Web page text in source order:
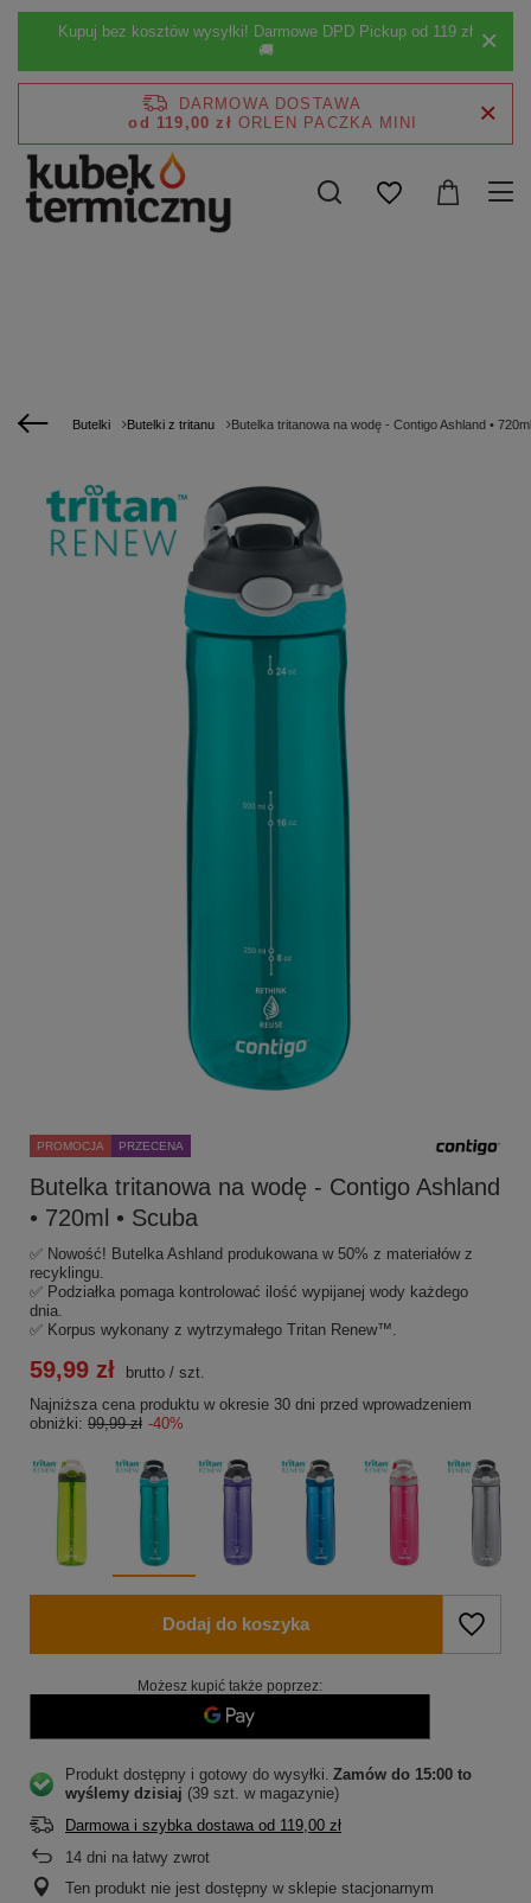
Kupuj bez kosztów wysyłki! Darmowe DPD Pickup od 119 zł
🚚
DARMOWA DOSTAWA
od 119,00 zł
Butelki Butelki z tritanu Butelka tritanowa na wodę - Contigo Ashland •
PROMOCJA PRZECENA
Butelka tritanowa na wodę - Contigo Ashland
• 720ml • Scuba
✅ Nowość! Butelka Ashland produkowana w 50% z materiałów z
recyklingu.
✅ Podziałka pomaga kontrolować ilość wypijanej wody każdego
dnia.
✅ Korpus wykonany z wytrzymałego Tritan Renew™.
59,99 zł brutto / szt.
Najniższa cena produktu w okresie 30 dni przed wprowadzeniem
obniżki: 99,99 zł -40%
Dodaj do koszyka
Możesz kupić także poprzez:
Produkt dostępny i gotowy do wysyłki Zamów do 15:00 to
wyślemy dzisiaj (39 szt. w magazynie)
Darmowa i szybka dostawa od 119,00 zł
14 dni na łatwy zwrot
Ten produkt nie jest dostępny w sklepie stacjonarnym